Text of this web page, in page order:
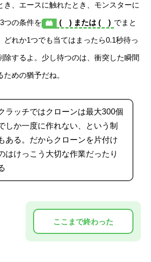
き、エースに触れたとき、モンスターに
つの条件を ( ) または ( ) でまと
どれか1つでも当てはまったら0.1秒待っ
除するよ。少し待つのは、衝突した瞬間
めの猶予だね。
ラッチではクローンは最大300個
しか一度に作れない、という制
ある。だからクローンを片付け
はけっこう大切な作業だったり